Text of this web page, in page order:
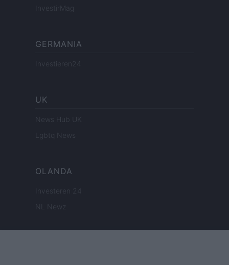
InvestirMag
GERMANIA
Investieren24
UK
News Hub UK
Lgbtq News
OLANDA
Investeren 24
NL Newz